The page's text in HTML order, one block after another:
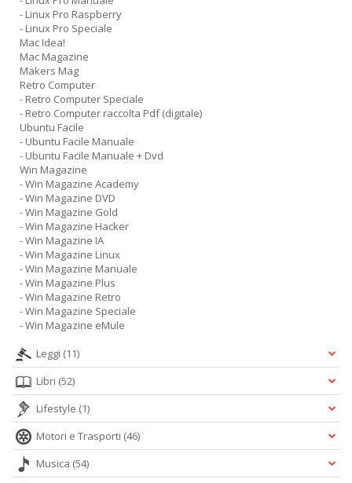
- Linux Pro Raspberry
- Linux Pro Speciale
Mac Idea!
Mac Magazine
Makers Mag
Retro Computer
- Retro Computer Speciale
- Retro Computer raccolta Pdf (digitale)
Ubuntu Facile
- Ubuntu Facile Manuale
- Ubuntu Facile Manuale + Dvd
Win Magazine
- Win Magazine Academy
- Win Magazine DVD
- Win Magazine Gold
- Win Magazine Hacker
- Win Magazine IA
- Win Magazine Linux
- Win Magazine Manuale
- Win Magazine Plus
- Win Magazine Retro
- Win Magazine Speciale
- Win Magazine eMule
Leggi (11)
Libri (52)
Lifestyle (1)
Motori e Trasporti (46)
Musica (54)